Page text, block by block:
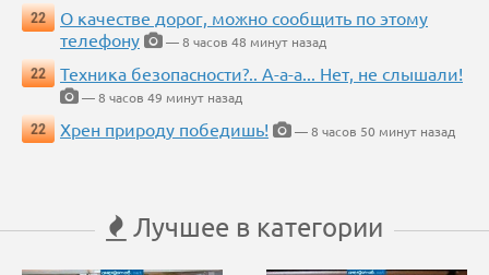
22
О качестве дорог, можно сообщить по этому
телефону
— 8 часов 48 минут назад
22
Техника безопасности?.. А-а-а... Нет, не слышали!
— 8 часов 49 минут назад
22
Хрен природу победишь! — 8 часов 50 минут назад
Лучшее в категории